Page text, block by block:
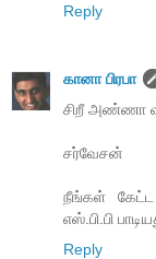
Reply
கானா பிரபா
சிறீ அண்ணா
சர்வேசன்
நீங்கள் கேட்ட
எஸ்.பி.பி
Reply